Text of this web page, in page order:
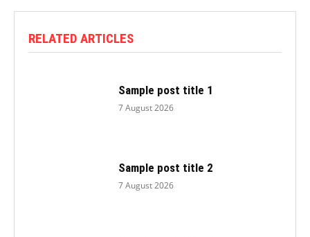
RELATED ARTICLES
Sample post title 1
7 August 2026
Sample post title 2
7 August 2026